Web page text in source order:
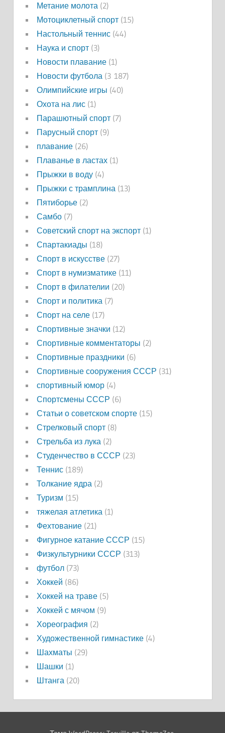
Метание молота(2)
Мотоциклетный спорт(15)
Настольный теннис(44)
Наука и спорт(3)
Новости плавание(1)
Новости футбола(3 187)
Олимпийские игры (40)
Охота на лис(1)
Парашютный спорт(7)
Парусный спорт(9)
плавание(26)
Плаванье в ластах(1)
Прыжки в воду(4)
Прыжки с трамплина(13)
Пятиборье(2)
Самбо(7)
Советский спорт на экспорт(1)
Спартакиады (18)
Спорт в искусстве(27)
Спорт в нумизматике(11)
Спорт в филателии (20)
Спорт и политика(7)
Спорт на селе(17)
Спортивные значки (12)
Спортивные комментаторы (2)
Спортивные праздники (6)
Спортивные сооружения СССР (31)
спортивный юмор(4)
Спортсмены СССР (6)
Статьи о советском спорте(15)
Стрелковый спорт(8)
Стрельба из лука(2)
Студенчество в СССР (23)
Теннис(189)
Толкание ядра(2)
Туризм (15)
тяжелая атлетика(1)
Фехтование(21)
Фигурное катание СССР (15)
Физкультурники СССР (313)
футбол(73)
Хоккей (86)
Хоккей на траве(5)
Хоккей с мячом (9)
Хореография (2)
Художественной гимнастике(4)
Шахматы (29)
Шашки (1)
Штанга(20)